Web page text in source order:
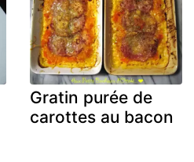
Gratin purée de
carottes au bacon